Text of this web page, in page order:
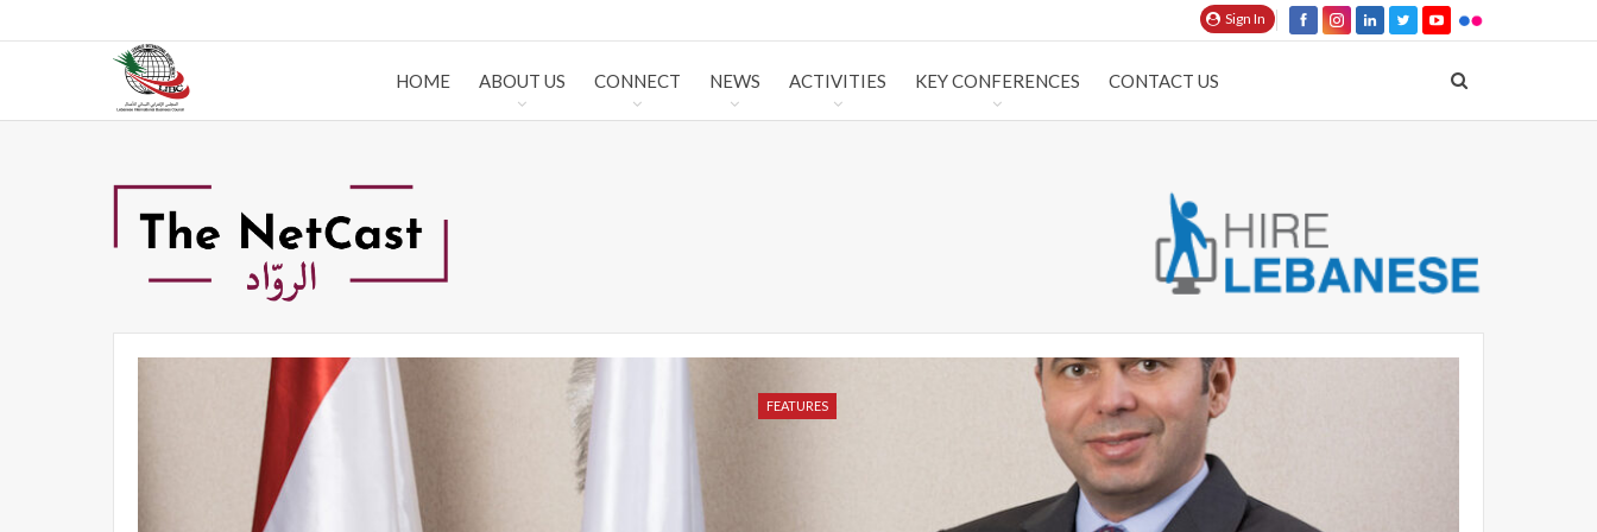
Sign In
HOME ABOUT US CONNECT NEWS ACTIVITIES KEY CONFERENCES CONTACT US
FEATURES
FEATURES
FEATURES
FEATURES
FEATURES